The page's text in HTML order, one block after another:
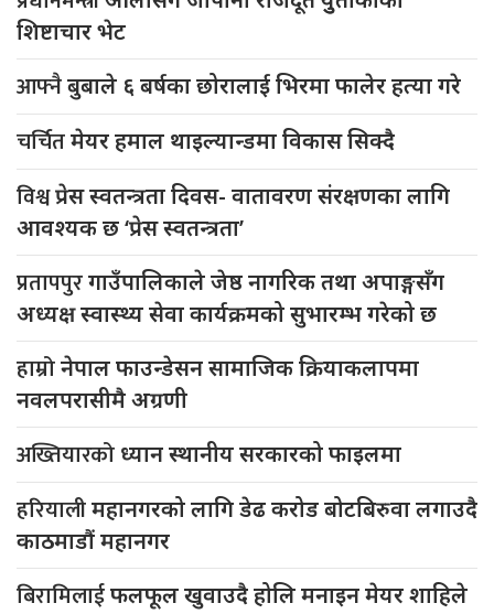
शिष्टाचार भेट
आफ्नैबुबाले ६ बर्षका छोरालाई भिरमा फालेर हत्या गरे
चर्चितमेयर हमाल थाइल्यान्डमा विकास सिक्दै
विश्वप्रेस स्वतन्त्रता दिवस- वातावरण संरक्षणका लागि
आवश्यक छ ‘प्रेस स्वतन्त्रता’
प्रतापपुरगाउँपालिकाले जेष्ठ नागरिक तथा अपाङ्गसँग
अध्यक्ष स्वास्थ्य सेवा कार्यक्रमको सुभारम्भ गरेको छ
हाम्रोनेपाल फाउन्डेसन सामाजिक क्रियाकलापमा
नवलपरासीमै अग्रणी
अख्तियारको ध्यान स्थानीय सरकारको फाइलमा
हरियालीमहानगरको लागि डेढ करोड बोटबिरुवा लगाउदै
काठमाडौं महानगर
बिरामिलाईफलफूल खुवाउदै होलि मनाइन मेयर शाहिले